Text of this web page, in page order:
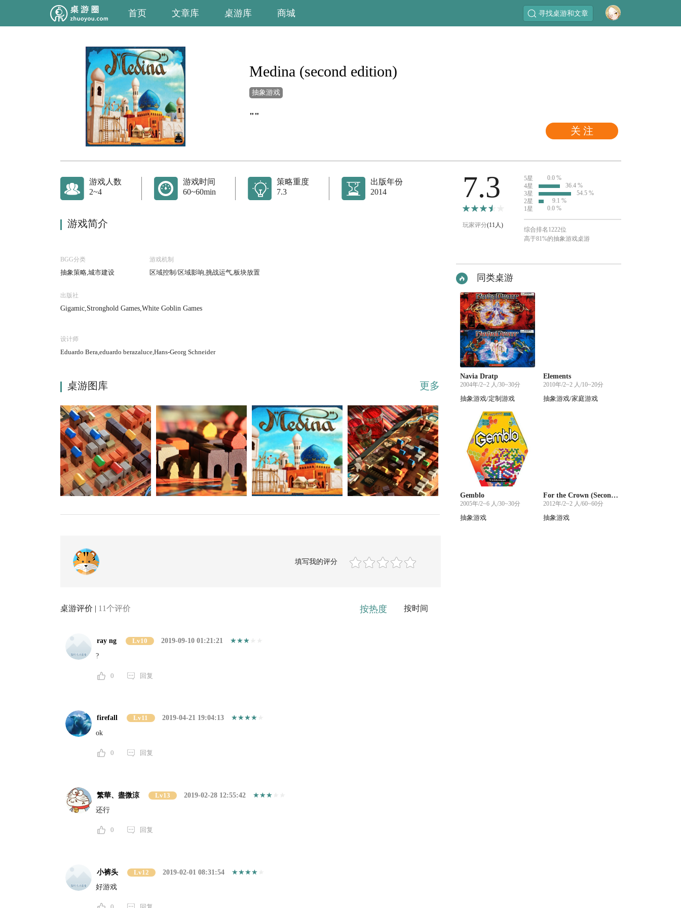
首页 文章库 桌游库 商城 寻找桌游和文章
关 注
Medina (second edition)
抽象游戏
""
游戏人数
2~4
游戏时间
60~60min
策略重度
7.3
出版年份
2014
游戏简介
BGG分类
抽象策略,城市建设
游戏机制
区域控制/区域影响,挑战运气,板块放置
出版社
Gigamic,Stronghold Games,White Goblin Games
设计师
Eduardo Bera,eduardo berazaluce,Hans-Georg Schneider
桌游图库 更多
填写我的评分
桌游评价 | 11个评价 按热度 按时间
ray ng Lv10
2019-09-10 01:21:21
?
0 回复
firefall Lv11
2019-04-21 19:04:13
ok
0 回复
繁華、盡微涼 Lv13
2019-02-28 12:55:42
还行
0 回复
小裤头 Lv12
2019-02-01 08:31:54
好游戏
7.3
玩家评分(11人)
5星
0.0 %
4星
36.4 %
3星
54.5 %
2星
9.1 %
1星
0.0 %
综合排名1222位
高于81%的抽象游戏桌游
同类桌游
Navia Dratp
2004年/2~2 人/30~30分
抽象游戏/定制游戏
Elements
2010年/2~2 人/10~20分
抽象游戏/家庭游戏
Gemblo
2005年/2~6 人/30~30分
抽象游戏
For the Crown (Second edition)
2012年/2~2 人/60~60分
抽象游戏